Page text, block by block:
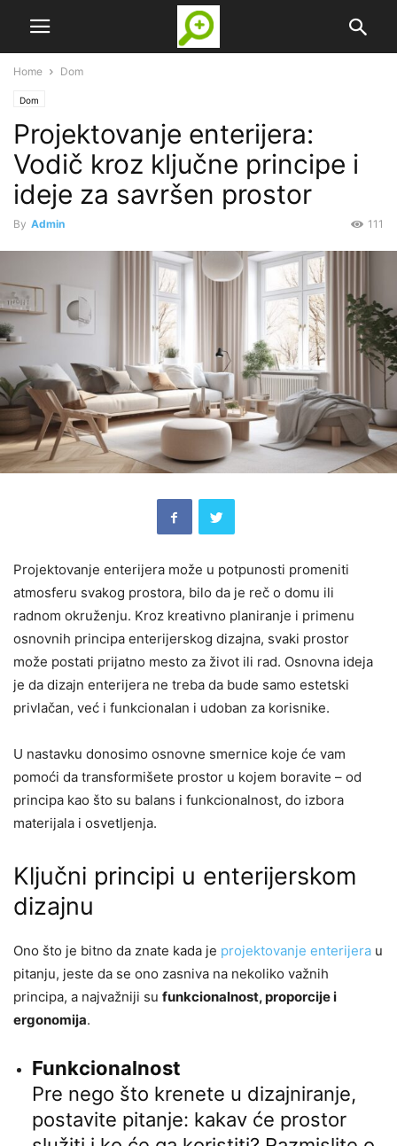
Home Dom
Dom
Projektovanje enterijera:
Vodič kroz ključne principe i
ideje za savršen prostor
By Admin 111
Projektovanje enterijera može u potpunosti promeniti
atmosferu svakog prostora, bilo da je reč o domu ili
radnom okruženju. Kroz kreativno planiranje i primenu
osnovnih principa enterijerskog dizajna, svaki prostor
može postati prijatno mesto za život ili rad. Osnovna ideja
je da dizajn enterijera ne treba da bude samo estetski
privlačan, već i funkcionalan i udoban za korisnike.
U nastavku donosimo osnovne smernice koje će vam
pomoći da transformišete prostor u kojem boravite – od
principa kao što su balans i funkcionalnost, do izbora
materijala i osvetljenja.
Ključni principi u enterijerskom
dizajnu
Ono što je bitno da znate kada je projektovanje enterijera u
pitanju, jeste da se ono zasniva na nekoliko važnih
principa, a najvažniji su funkcionalnost, proporcije i
ergonomija.
Funkcionalnost
Pre nego što krenete u dizajniranje,
postavite pitanje: kakav će prostor